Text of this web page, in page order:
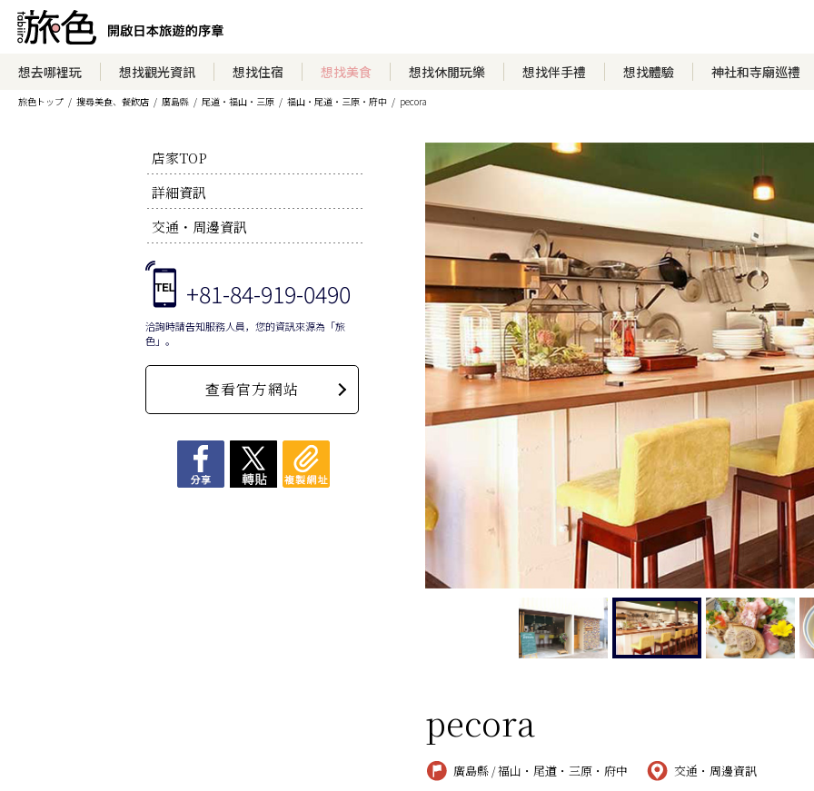
想去哪裡玩 想找觀光資訊 想找住宿 想找美食 想找休閒玩樂 想找伴手禮 想找體驗 神社和寺廟巡禮
旅色トップ 搜尋美食、餐飲店 廣島縣 尾道・福山・三原 福山・尾道・三原・府中 pecora
店家TOP
詳細資訊
交通・周邊資訊
+81-84-919-0490
洽詢時請告知服務人員，您的資訊來源為「旅
色」。
查看官方網站
pecora
廣島縣 / 福山・尾道・三原・府中 交通・周邊資訊